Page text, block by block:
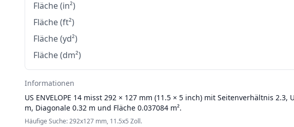
Fläche (in²)
Fläche (ft²)
Fläche (yd²)
Fläche (dm²)
Informationen
US ENVELOPE 14 misst 292 × 127 mm (11.5 × 5 inch) mit Seitenverhältnis 2.3,
m, Diagonale 0.32 m und Fläche 0.037084 m².
Häufige Suche: 292x127 mm, 11.5x5 Zoll.